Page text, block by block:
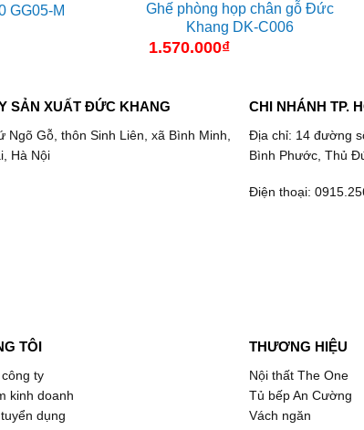
GG05-M
Ghế phòng họp chân gỗ Đức
Khang DK-C006
1.570.000₫
SẢN XUẤT ĐỨC KHANG
Ngõ Gỗ, thôn Sinh Liên, xã Bình Minh,
Hà Nội
CHI NHÁNH TP.
Địa chỉ: 14 đường
Bình Phước, Thủ
Điện thoại:
TÔI
ty
kinh doanh
dụng
THƯƠNG HIỆU
Nội thất The One
Tủ bếp An Cường
Vách ngăn